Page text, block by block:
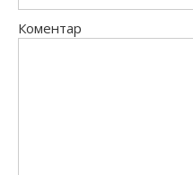
Коментар